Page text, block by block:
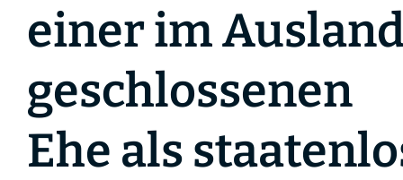
einer im
geschlossenen
Ehe als